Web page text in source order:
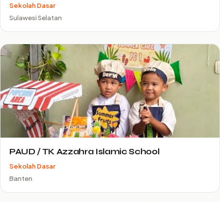
Sekolah Dasar
Sulawesi Selatan
PAUD / TK Azzahra Islamic School
Sekolah Dasar
Banten